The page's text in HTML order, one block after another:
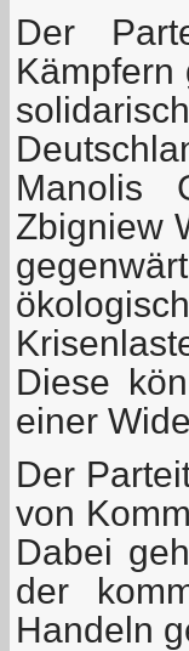
Der
Kämpfern
Manolis
Zbigniew
Diese
einer
Der
von
Dabei
der
Handeln